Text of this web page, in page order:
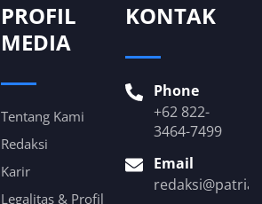
PROFIL
MEDIA
Tentang Kami
Redaksi
Karir
Legalitas & Profil
KONTAK
Phone
+62 822-
3464-7499
Email